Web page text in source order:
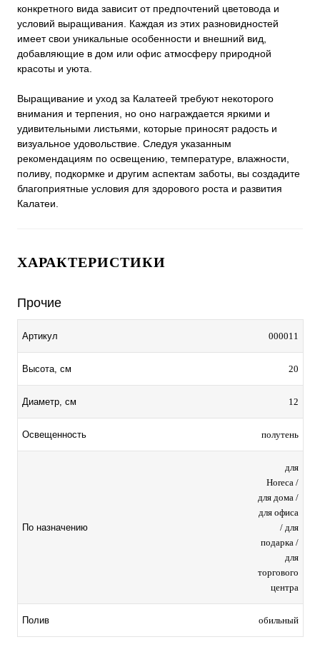
конкретного вида зависит от предпочтений цветовода и
условий выращивания. Каждая из этих разновидностей
имеет свои уникальные особенности и внешний вид,
добавляющие в дом или офис атмосферу природной
красоты и уюта.
Выращивание и уход за Калатеей требуют некоторого
внимания и терпения, но оно награждается яркими и
удивительными листьями, которые приносят радость и
визуальное удовольствие. Следуя указанным
рекомендациям по освещению, температуре, влажности,
поливу, подкормке и другим аспектам заботы, вы создадите
благоприятные условия для здорового роста и развития
Калатеи.
ХАРАКТЕРИСТИКИ
Прочие
Артикул 000011
Высота, см 20
Диаметр, см 12
Освещенность полутень
По назначению
для
Horeca /
для дома /
для офиса
/ для
подарка /
для
торгового
центра
Полив обильный